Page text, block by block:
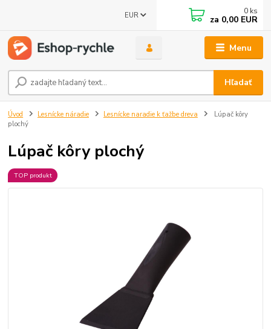
Menu
EUR
Hľadať
0 ks
za 0,00 EUR
Úvod Lesnícke náradie Lesnícke naradie k ťažbe dreva
Lúpač kôry
plochý
Lúpač kôry plochý
TOP produkt